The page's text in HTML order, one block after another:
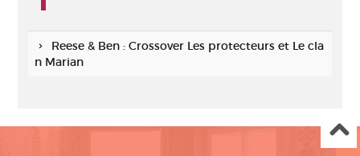
Reese & Ben : Crossover Les protecteurs et Le cla
n Marian